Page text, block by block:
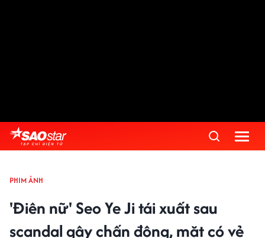
PHIM ẢNH
'Điên nữ' Seo Ye Ji tái xuất sau
scandal gây chấn động, mặt có vẻ